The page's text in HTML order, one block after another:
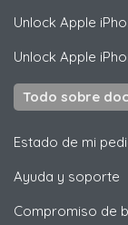
Unlock Apple
Unlock Apple
Todo sobre
Estado de mi
Ayuda y soporte
Compromiso de